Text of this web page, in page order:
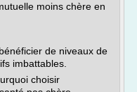
moins chère en
de niveaux de
imbattables.
choisir